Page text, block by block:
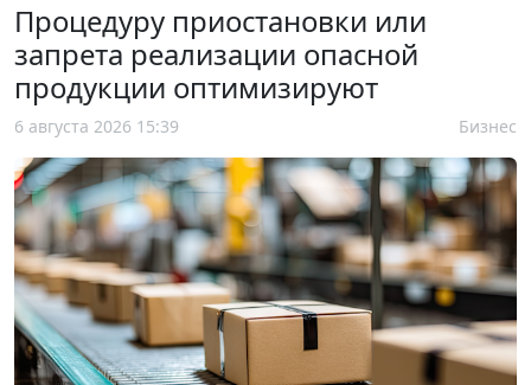
Процедуру приостановки или
запрета реализации опасной
продукции оптимизируют
6 августа 2026 15:39 Бизнес